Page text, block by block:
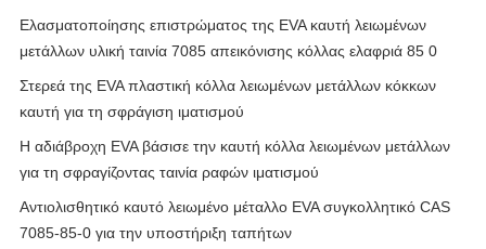
Ελασματοποίησης επιστρώματος της EVA καυτή λειωμένων
μετάλλων υλική ταινία 7085 απεικόνισης κόλλας ελαφριά 85 0
Στερεά της EVA πλαστική κόλλα λειωμένων μετάλλων κόκκων
καυτή για τη σφράγιση ιματισμού
Η αδιάβροχη EVA βάσισε την καυτή κόλλα λειωμένων μετάλλων
για τη σφραγίζοντας ταινία ραφών ιματισμού
Αντιολισθητικό καυτό λειωμένο μέταλλο EVA συγκολλητικό CAS
7085-85-0 για την υποστήριξη ταπήτων